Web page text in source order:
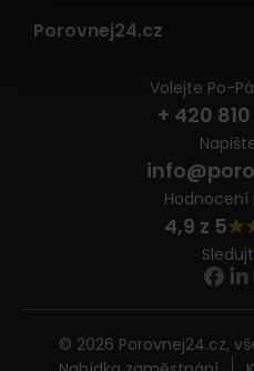
Porovnej24.cz
Volejte Po-
+ 420
Hodnocení
4,9 z 5
© 2026 Porovnej24.cz,